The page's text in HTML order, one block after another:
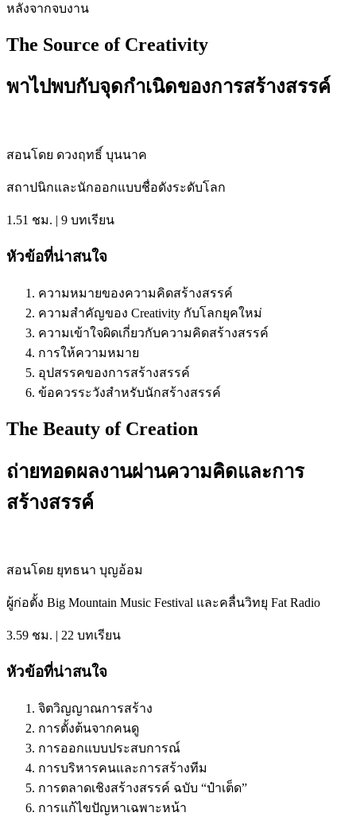
หลังจากจบงาน
The Source of Creativity
พาไปพบกับจุดกำเนิดของการสร้างสรรค์
สอนโดย ดวงฤทธิ์ บุนนาค
สถาปนิกและนักออกแบบชื่อดังระดับโลก
1.51 ชม. | 9 บทเรียน
หัวข้อที่น่าสนใจ
ความหมายของความคิดสร้างสรรค์
ความสำคัญของ Creativity กับโลกยุคใหม่
ความเข้าใจผิดเกี่ยวกับความคิดสร้างสรรค์
การให้ความหมาย
อุปสรรคของการสร้างสรรค์
ข้อควรระวังสำหรับนักสร้างสรรค์
The Beauty of Creation
ถ่ายทอดผลงานผ่านความคิดและการ
สร้างสรรค์
สอนโดย ยุทธนา บุญอ้อม
ผู้ก่อตั้ง Big Mountain Music Festival และคลื่นวิทยุ Fat Radio
3.59 ชม. | 22 บทเรียน
หัวข้อที่น่าสนใจ
จิตวิญญาณการสร้าง
การตั้งต้นจากคนดู
การออกแบบประสบการณ์
การบริหารคนและการสร้างทีม
การตลาดเชิงสร้างสรรค์ ฉบับ “ป๋าเต็ด”
การแก้ไขปัญหาเฉพาะหน้า